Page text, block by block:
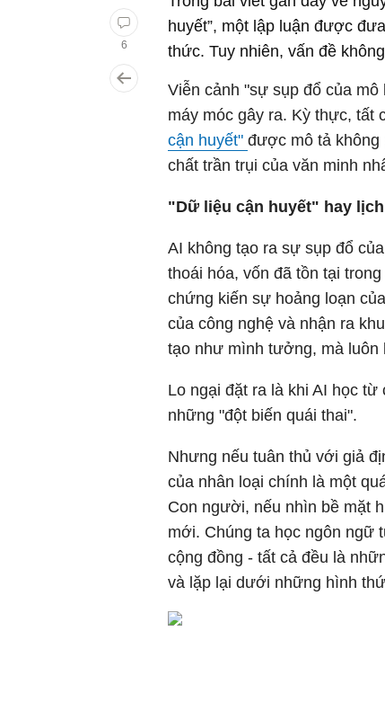
6
huyết”, một lập luận được
thức. Tuy nhiên, vấn đề
Viễn cảnh "sự sụp đổ của
máy móc gây ra. Kỳ thực, tất
cận huyết" được mô tả không
chất trần trụi của văn minh
"Dữ liệu cận huyết" hay
AI không tạo ra sự sụp đổ
thoái hóa, vốn đã tồn tại
chứng kiến sự hoảng loạn
của công nghệ và nhận ra
tạo như mình tưởng, mà luôn
Lo ngại đặt ra là khi AI học
những "đột biến quái thai".
Nhưng nếu tuân thủ với giả
của nhân loại chính là một
Con người, nếu nhìn bề mặt
mới. Chúng ta học ngôn ngữ
cộng đồng - tất cả đều là
và lặp lại dưới những hình